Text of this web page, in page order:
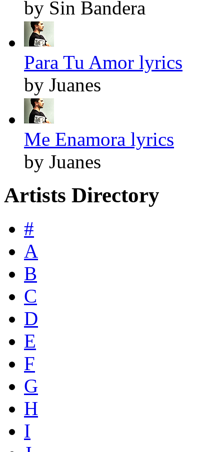
by Sin Bandera
Para Tu Amor lyrics
by Juanes
Me Enamora lyrics
by Juanes
Artists Directory
#
A
B
C
D
E
F
G
H
I